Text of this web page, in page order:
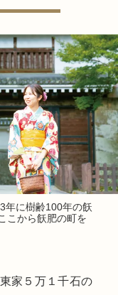
年に樹齢100年の飫
こから飫肥の町を
家５万１千石の